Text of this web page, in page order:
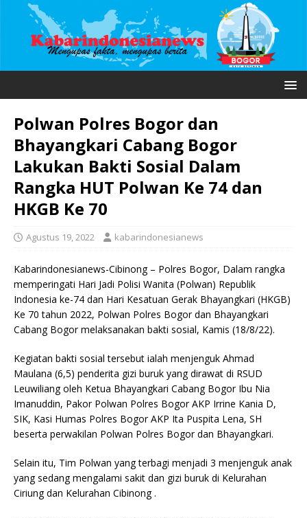
Polwan Polres Bogor dan
Bhayangkari Cabang Bogor
Lakukan Bakti Sosial Dalam
Rangka HUT Polwan Ke 74 dan
HKGB Ke 70
Agustus 19, 2022 kabarindonesianews
Kabarindonesianews-Cibinong – Polres Bogor, Dalam rangka
memperingati Hari Jadi Polisi Wanita (Polwan) Republik
Indonesia ke-74 dan Hari Kesatuan Gerak Bhayangkari (HKGB)
Ke 70 tahun 2022, Polwan Polres Bogor dan Bhayangkari
Cabang Bogor melaksanakan bakti sosial, Kamis (18/8/22).
Kegiatan bakti sosial tersebut ialah menjenguk Ahmad
Maulana (6,5) penderita gizi buruk yang dirawat di RSUD
Leuwiliang oleh Ketua Bhayangkari Cabang Bogor Ibu Nia
Imanuddin, Pakor Polwan Polres Bogor AKP Irrine Kania D,
SIK, Kasi Humas Polres Bogor AKP Ita Puspita Lena, SH
beserta perwakilan Polwan Polres Bogor dan Bhayangkari.
Selain itu, Tim Polwan yang terbagi menjadi 3 menjenguk anak
yang sedang mengalami sakit dan gizi buruk di Kelurahan
Ciriung dan Kelurahan Cibinong .